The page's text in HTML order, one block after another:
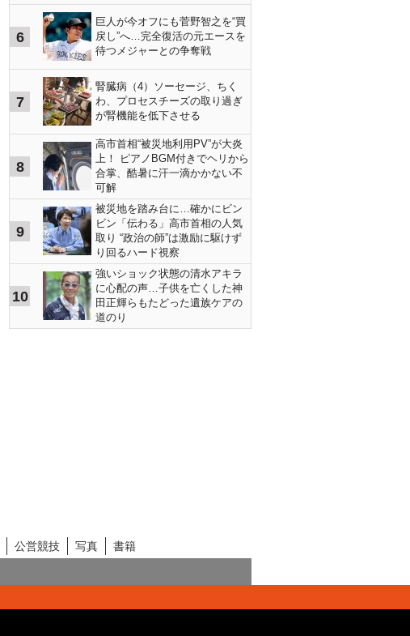
6
巨人が今オフにも菅野智之を“買
戻し”へ…完全復活の元エースを
待つメジャーとの争奪戦
7
腎臓病（4）ソーセージ、ちく
わ、プロセスチーズの取り過ぎ
が腎機能を低下させる
8
高市首相“被災地利用PV”が大炎
上！ ピアノBGM付きでヘリから
合掌、酷暑に汗一滴かかない不
可解
9
被災地を踏み台に…確かにビン
ビン「伝わる」高市首相の人気
取り “政治の師”は激励に駆けず
り回るハード視察
10
強いショック状態の清水アキラ
に心配の声…子供を亡くした神
田正輝らもたどった遺族ケアの
道のり
公営競技 写真
書籍